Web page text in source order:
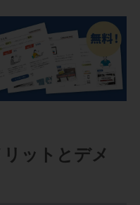
ットとデメ